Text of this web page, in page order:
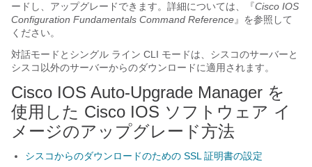
ードし、アップグレードできます。詳細については、『Cisco IOS
Configuration Fundamentals Command Reference』を参照して
ください。
対話モードとシングル ライン CLI モードは、シスコのサーバーと
シスコ以外のサーバーからのダウンロードに適用されます。
Cisco IOS Auto-Upgrade Manager を
使用した Cisco IOS ソフトウェア イ
メージのアップグレード方法
シスコからのダウンロードのための SSL 証明書の設定